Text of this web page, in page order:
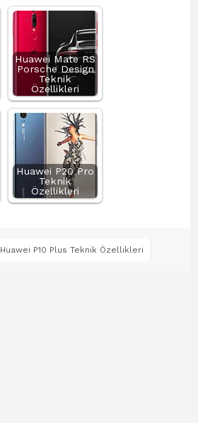
Huawei Mate RS
Porsche Design
Teknik
Özellikleri
Huawei P20 Pro
Teknik
Özellikleri
Huawei P10 Plus Teknik Özellikleri